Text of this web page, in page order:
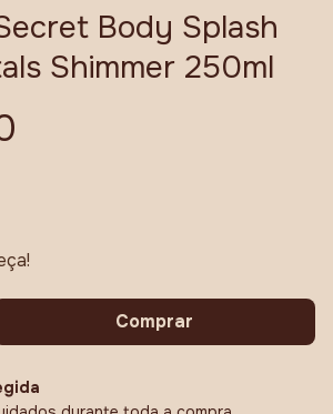
Body Splash
Shimmer 250ml